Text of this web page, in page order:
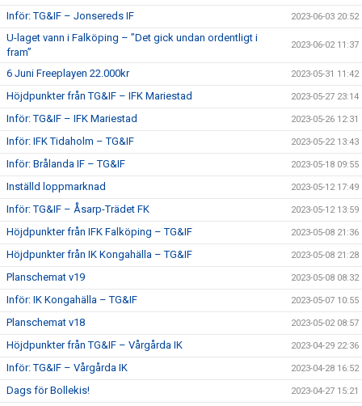
Inför: TG&IF – Jonsereds IF 2023-06-03 20:52
U-laget vann i Falköping – ”Det gick undan ordentligt i
fram”
2023-06-02 11:37
6 Juni Freeplayen 22.000kr 2023-05-31 11:42
Höjdpunkter från TG&IF – IFK Mariestad 2023-05-27 23:14
Inför: TG&IF – IFK Mariestad 2023-05-26 12:31
Inför: IFK Tidaholm – TG&IF 2023-05-22 13:43
Inför: Brålanda IF – TG&IF 2023-05-18 09:55
Inställd loppmarknad 2023-05-12 17:49
Inför: TG&IF – Åsarp-Trädet FK 2023-05-12 13:59
Höjdpunkter från IFK Falköping – TG&IF 2023-05-08 21:36
Höjdpunkter från IK Kongahälla – TG&IF 2023-05-08 21:28
Planschemat v19 2023-05-08 08:32
Inför: IK Kongahälla – TG&IF 2023-05-07 10:55
Planschemat v18 2023-05-02 08:57
Höjdpunkter från TG&IF – Vårgårda IK 2023-04-29 22:36
Inför: TG&IF – Vårgårda IK 2023-04-28 16:52
Dags för Bollekis! 2023-04-27 15:21